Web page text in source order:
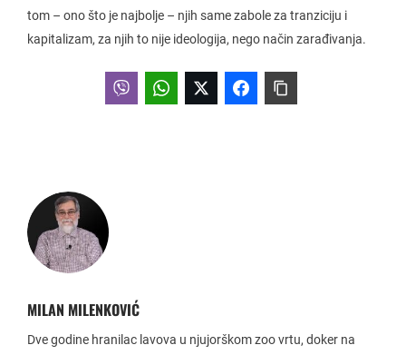
tom – ono što je najbolje – njih same zabole za tranziciju i
kapitalizam, za njih to nije ideologija, nego način zarađivanja.
MILAN MILENKOVIĆ
Dve godine hranilac lavova u njujorškom zoo vrtu, doker na